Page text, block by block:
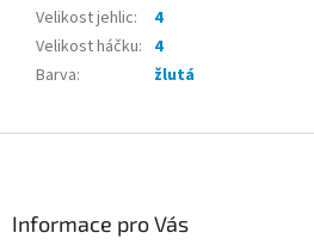
Velikost jehlic:
4
Velikost háčku: 4
Barva: žlutá
Informace pro Vás